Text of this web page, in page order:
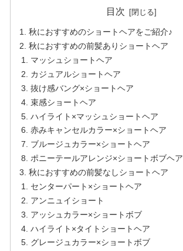
目次
秋におすすめのショートヘアをご紹介♪
秋におすすめの前髪ありショートヘア
マッシュショートヘア
カジュアルショートヘア
抜け感バング×ショートヘア
束感ショートヘア
ハイライト×マッシュショートヘア
赤みキャンセルカラー×ショートヘア
ブルージュカラー×ショートヘア
ポニーテールアレンジ×ショートボブヘア
秋におすすめの前髪なしショートヘア
センターパート×ショートヘア
アンニュイショート
アッシュカラー×ショートボブ
ハイライト×タイトショートヘア
グレージュカラー×ショートボブ